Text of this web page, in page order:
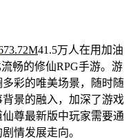
41.5万人在用加油
畅的修仙RPG手游。游
彩的唯美场景，随时随
景的融入，加深了游戏
尊最新版中玩家需要通
情发展走向。